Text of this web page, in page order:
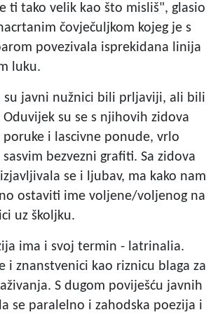
ti tako velik kao što misliš", glasio
čovječuljkom kojeg je s
povezivala isprekidana linija
luku.
su javni nužnici bili prljaviji, ali bili
su se s njihovih zidova
i lascivne ponude, vrlo
bezvezni grafiti. Sa zidova
se i ljubav, ma kako nam
ostaviti ime voljene/voljenog na
uz školjku.
ima i svoj termin - latrinalia.
i znanstvenici kao riznicu blaga za
S dugom poviješću javnih
se paralelno i zahodska poezija i